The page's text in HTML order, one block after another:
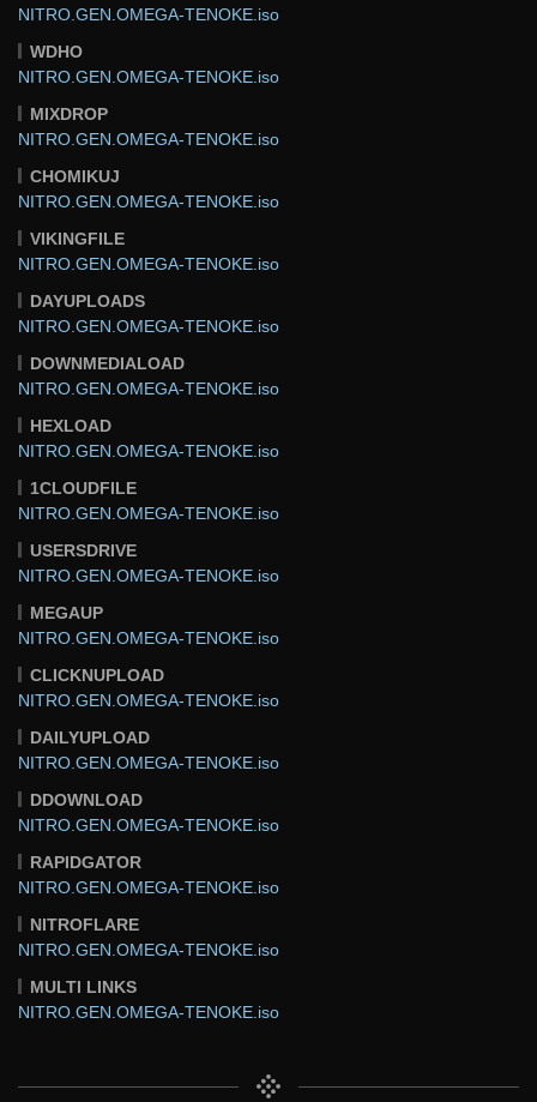
NITRO.GEN.OMEGA-TENOKE.iso
WDHO
NITRO.GEN.OMEGA-TENOKE.iso
MIXDROP
NITRO.GEN.OMEGA-TENOKE.iso
CHOMIKUJ
NITRO.GEN.OMEGA-TENOKE.iso
VIKINGFILE
NITRO.GEN.OMEGA-TENOKE.iso
DAYUPLOADS
NITRO.GEN.OMEGA-TENOKE.iso
DOWNMEDIALOAD
NITRO.GEN.OMEGA-TENOKE.iso
HEXLOAD
NITRO.GEN.OMEGA-TENOKE.iso
1CLOUDFILE
NITRO.GEN.OMEGA-TENOKE.iso
USERSDRIVE
NITRO.GEN.OMEGA-TENOKE.iso
MEGAUP
NITRO.GEN.OMEGA-TENOKE.iso
CLICKNUPLOAD
NITRO.GEN.OMEGA-TENOKE.iso
DAILYUPLOAD
NITRO.GEN.OMEGA-TENOKE.iso
DDOWNLOAD
NITRO.GEN.OMEGA-TENOKE.iso
RAPIDGATOR
NITRO.GEN.OMEGA-TENOKE.iso
NITROFLARE
NITRO.GEN.OMEGA-TENOKE.iso
MULTI LINKS
NITRO.GEN.OMEGA-TENOKE.iso